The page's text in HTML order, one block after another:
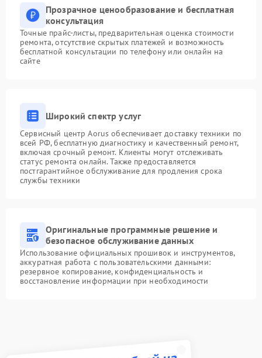
Прозрачное ценообразование и бесплатная
консультация
Точные прайс-листы, предварительная оценка стоимости
ремонта, отсутствие скрытых платежей и возможность
бесплатной консультации по телефону или онлайн на
сайте
Широкий спектр услуг
Сервисный центр Aorus обеспечивает доставку техники по
всей РФ, бесплатную диагностику и качественный ремонт,
включая срочный ремонт. Клиенты могут отслеживать
статус ремонта онлайн. Также предоставляется
постгарантийное обслуживание для продления срока
службы техники
Оригинальные программные решение и
безопасное обслуживание данных
Использование официальных прошивок и инструментов,
аккуратная работа с пользовательскими данными:
резервное копирование, конфиденциальность и
восстановление информации при необходимости